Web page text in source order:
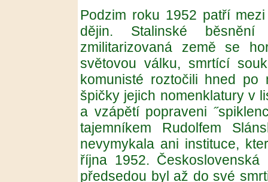
Podzim roku 1952 patří
dějin. Stalinské běsnění
zmilitarizovaná země se
světovou válku, smrtící
komunisté roztočili hned
špičky jejich nomenklatury v
a vzápětí popraveni
tajemníkem Rudolfem
nevymykala ani instituce,
října 1952.
předsedou byl až do své